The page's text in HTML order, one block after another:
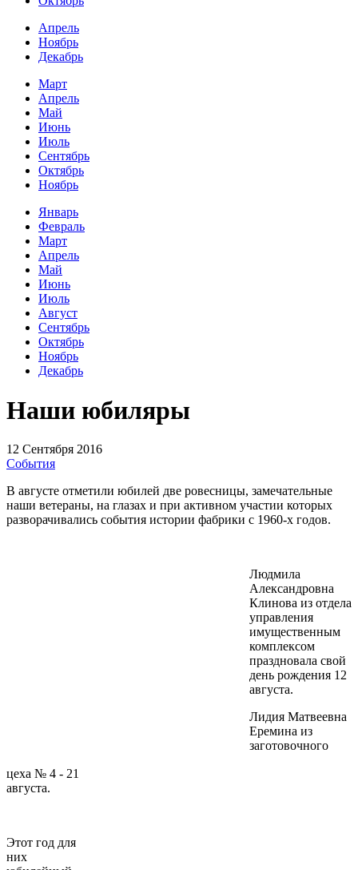
Апрель
Ноябрь
Декабрь
Март
Апрель
Май
Июнь
Июль
Сентябрь
Октябрь
Ноябрь
Январь
Февраль
Март
Апрель
Май
Июнь
Июль
Август
Сентябрь
Октябрь
Ноябрь
Декабрь
Наши юбиляры
12 Сентября 2016
События
В августе отметили юбилей две ровесницы, замечательные
наши ветераны, на глазах и при активном участии которых
разворачивались события истории фабрики с 1960-х годов.
Людмила
Александровна
Клинова из отдела
управления
имущественным
комплексом
праздновала свой
день рождения 12
августа.
Лидия Матвеевна
Еремина из
заготовочного
цеха № 4 - 21
августа.
Этот год для
них